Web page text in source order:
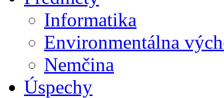
Informatika
Environmentálna
Nemčina
Úspechy